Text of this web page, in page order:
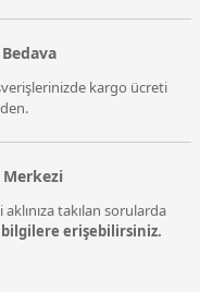
kargo ücreti
Merkezi
takılan sorularda
bilgilere erişebilirsiniz.